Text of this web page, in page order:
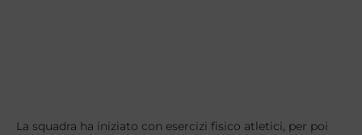
La squadra ha iniziato con esercizi fisico atletici, per poi